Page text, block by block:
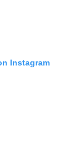
Instagram